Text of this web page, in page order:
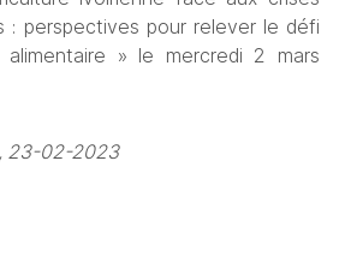
: perspectives pour relever le défi
» le mercredi 2 mars
23-02-2023